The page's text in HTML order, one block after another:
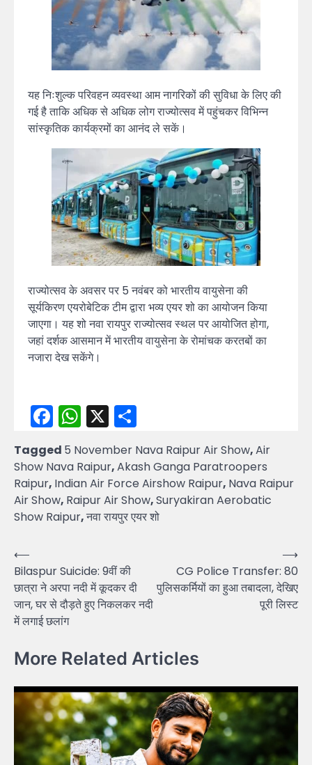
यह निःशुल्क परिवहन व्यवस्था आम नागरिकों की सुविधा के लिए की
गई है ताकि अधिक से अधिक लोग राज्योत्सव में पहुंचकर विभिन्न
सांस्कृतिक कार्यक्रमों का आनंद ले सकें।
राज्योत्सव के अवसर पर 5 नवंबर को भारतीय वायुसेना की
सूर्यकिरण एयरोबेटिक टीम द्वारा भव्य एयर शो का आयोजन किया
जाएगा। यह शो नवा रायपुर राज्योत्सव स्थल पर आयोजित होगा,
जहां दर्शक आसमान में भारतीय वायुसेना के रोमांचक करतबों का
नजारा देख सकेंगे।
Facebook
WhatsApp
X
Tagged 5 November Nava Raipur Air Show,Air
Show Nava Raipur,Akash Ganga Paratroopers
Raipur, Indian Air Force Airshow Raipur, Nava Raipur
Air Show, Raipur Air Show,Suryakiran Aerobatic
Show Raipur,नवा रायपुर एयर शो
Post
navigation
⟵
Bilaspur Suicide: 9वीं की
छात्रा ने अरपा नदी में कूदकर दी
जान, घर से दौड़ते हुए निकलकर नदी
में लगाई छलांग
CG Police Transfer: 80
पुलिसकर्मियों का हुआ तबादला, देखिए
पूरी लिस्ट
⟶
More Related Articles